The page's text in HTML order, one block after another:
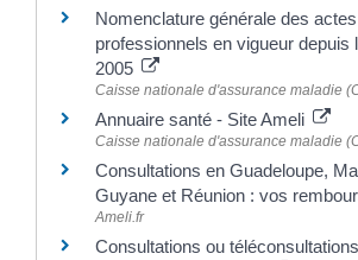
Nomenclature générale des actes
professionnels en vigueur depuis
2005
Caisse nationale d'assurance maladie
Annuaire santé - Site Ameli
Caisse nationale d'assurance maladie
Consultations en Guadeloupe,
Guyane et Réunion : vos
Ameli.fr
Consultations ou